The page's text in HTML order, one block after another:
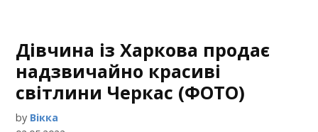
Дівчина із Харкова продає
надзвичайно красиві
світлини Черкас (ФОТО)
by Вікка